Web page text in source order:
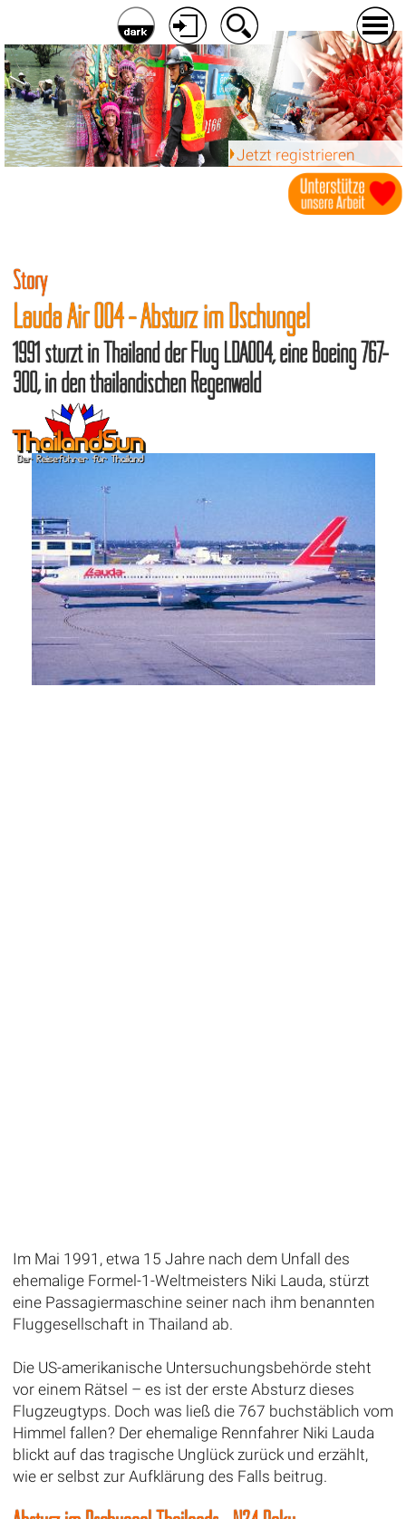
Jetzt registrieren
Story
Lauda Air 004 - Absturz im Dschungel
1991 stürzt in Thailand der Flug LDA004, eine Boeing 767-
300, in den thailändischen Regenwald
Im Mai 1991, etwa 15 Jahre nach dem Unfall des
ehemalige Formel-1-Weltmeisters Niki Lauda, stürzt
eine Passagiermaschine seiner nach ihm benannten
Fluggesellschaft in Thailand ab.
Die US-amerikanische Untersuchungsbehörde steht
vor einem Rätsel – es ist der erste Absturz dieses
Flugzeugtyps. Doch was ließ die 767 buchstäblich vom
Himmel fallen? Der ehemalige Rennfahrer Niki Lauda
blickt auf das tragische Unglück zurück und erzählt,
wie er selbst zur Aufklärung des Falls beitrug.